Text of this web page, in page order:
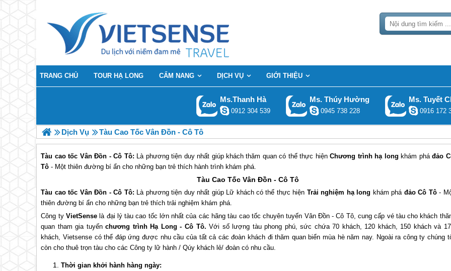
TRANG CHỦ TOUR HẠ LONG CẨM NANG DỊCH VỤ GIỚI THIỆU
Ms.Thanh Hà
0912 304 539
Ms. Thúy Hường
0945 738 228
Ms. Tuyết
0916 172
Dịch Vụ Tàu Cao Tốc Vân Đồn - Cô Tô
Tàu cao tốc Vân Đồn - Cô Tô: Là phương tiện duy nhất giúp khách thăm quan có thể thực hiệnChương trình hạ long khám pháđảo
Tô - Một thiên đường bí ẩn cho những bạn trẻ thích hành trình khám phá.
Tàu Cao Tốc Vân Đồn - Cô Tô
Tàu cao tốc Vân Đồn - Cô Tô: Là phương tiện duy nhất giúp Lữ khách có thể thực hiện Trải nghiệm hạ long khám phá đảo Cô Tô-
thiên đường bí ẩn cho những bạn trẻ thích trải nghiệm khám phá.
Công ty VietSense là đại lý tàu cao tốc lớn nhất của các hãng tàu cao tốc chuyên tuyến Vân Đồn - Cô Tô, cung cấp vé tàu cho khách
quan tham gia tuyếnchương trình Hạ Long - Cô Tô. Với số lượng tàu phong phú, sức chứa 70 khách, 120 khách, 150 khách và
khách, Vietsense có thể đáp ứng được nhu cầu của tất cả các đoàn khách đi thăm quan biển mùa hè năm nay. Ngoài ra công ty chúng
còn cho thuê trọn tàu cho các Công ty lữ hành / Qúy khách lẻ/ đoàn có nhu cầu.
Thời gian khởi hành hàng ngày: